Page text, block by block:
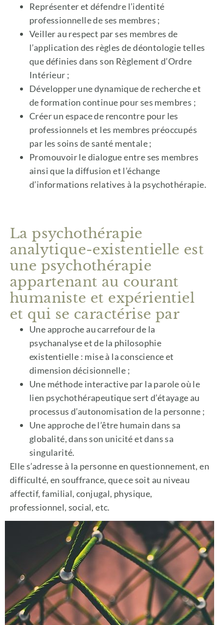
Représenter et défendre l’identité
professionnelle de ses membres ;
Veiller au respect par ses membres de
l’application des règles de déontologie telles
que définies dans son Règlement d’Ordre
Intérieur ;
Développer une dynamique de recherche et
de formation continue pour ses membres ;
Créer un espace de rencontre pour les
professionnels et les membres préoccupés
par les soins de santé mentale ;
Promouvoir le dialogue entre ses membres
ainsi que la diffusion et l’échange
d’informations relatives à la psychothérapie.
La psychothérapie
analytique-existentielle est
une psychothérapie
appartenant au courant
humaniste et expérientiel
et qui se caractérise par
Une approche au carrefour de la
psychanalyse et de la philosophie
existentielle : mise à la conscience et
dimension décisionnelle ;
Une méthode interactive par la parole où le
lien psychothérapeutique sert d’étayage au
processus d’autonomisation de la personne ;
Une approche de l’être humain dans sa
globalité, dans son unicité et dans sa
singularité.
Elle s’adresse à la personne en questionnement, en
difficulté, en souffrance, que ce soit au niveau
affectif, familial, conjugal, physique,
professionnel, social, etc.